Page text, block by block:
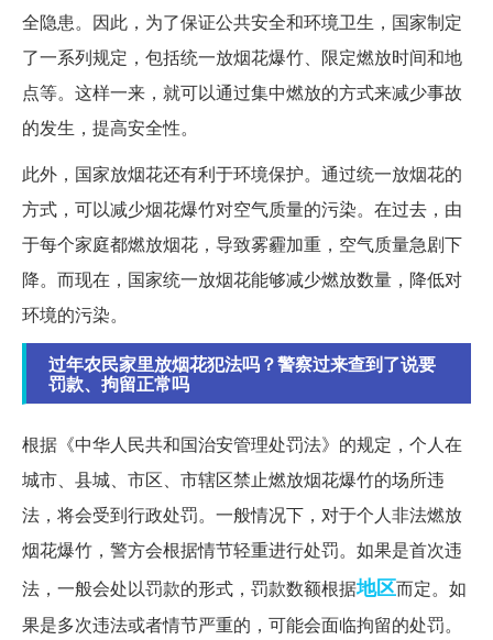
全隐患。因此，为了保证公共安全和环境卫生，国家制定
了一系列规定，包括统一放烟花爆竹、限定燃放时间和地
点等。这样一来，就可以通过集中燃放的方式来减少事故
的发生，提高安全性。
此外，国家放烟花还有利于环境保护。通过统一放烟花的
方式，可以减少烟花爆竹对空气质量的污染。在过去，由
于每个家庭都燃放烟花，导致雾霾加重，空气质量急剧下
降。而现在，国家统一放烟花能够减少燃放数量，降低对
环境的污染。
过年农民家里放烟花犯法吗？警察过来查到了说要
罚款、拘留正常吗
根据《中华人民共和国治安管理处罚法》的规定，个人在
城市、县城、市区、市辖区禁止燃放烟花爆竹的场所违
法，将会受到行政处罚。一般情况下，对于个人非法燃放
烟花爆竹，警方会根据情节轻重进行处罚。如果是首次违
法，一般会处以罚款的形式，罚款数额根据地区而定。如
果是多次违法或者情节严重的，可能会面临拘留的处罚。